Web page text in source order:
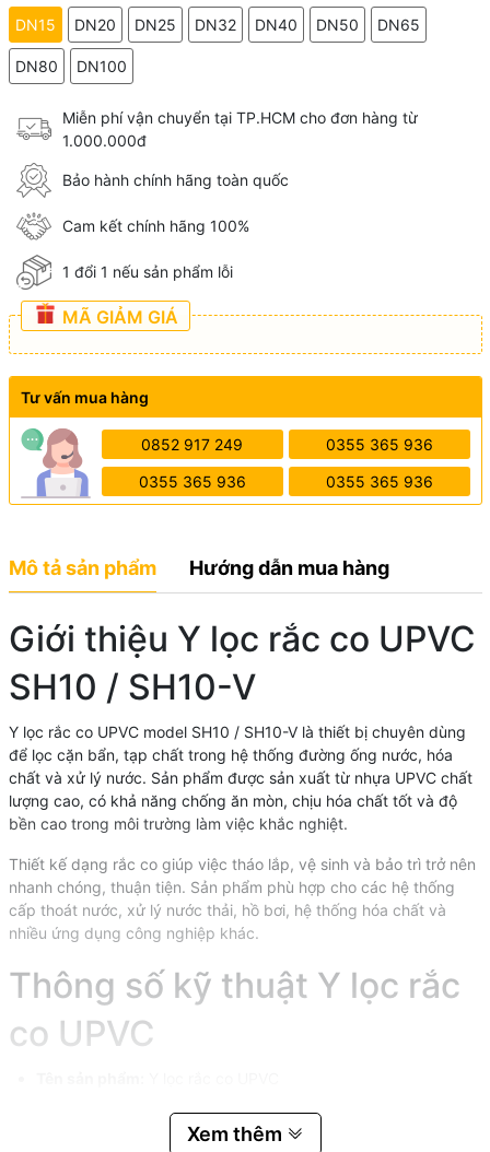
DN15
DN20 DN25 DN32 DN40 DN50 DN65
DN80 DN100
Miễn phí vận chuyển tại TP.HCM cho đơn hàng từ
1.000.000đ
Bảo hành chính hãng toàn quốc
Cam kết chính hãng 100%
1 đổi 1 nếu sản phẩm lỗi
MÃ GIẢM GIÁ
Tư vấn mua hàng
0852 917 249 0355 365 936
0355 365 936 0355 365 936
Mô tả sản phẩm Hướng dẫn mua hàng
Giới thiệu Y lọc rắc co UPVC
SH10 / SH10-V
Y lọc rắc co UPVC model SH10 / SH10-V là thiết bị chuyên dùng
để lọc cặn bẩn, tạp chất trong hệ thống đường ống nước, hóa
chất và xử lý nước. Sản phẩm được sản xuất từ nhựa UPVC chất
lượng cao, có khả năng chống ăn mòn, chịu hóa chất tốt và độ
bền cao trong môi trường làm việc khắc nghiệt.
Thiết kế dạng rắc co giúp việc tháo lắp, vệ sinh và bảo trì trở nên
nhanh chóng, thuận tiện. Sản phẩm phù hợp cho các hệ thống
cấp thoát nước, xử lý nước thải, hồ bơi, hệ thống hóa chất và
nhiều ứng dụng công nghiệp khác.
Thông số kỹ thuật Y lọc rắc
co UPVC
DN15 đến DN100
Dán keo / Nối ren
Xem thêm